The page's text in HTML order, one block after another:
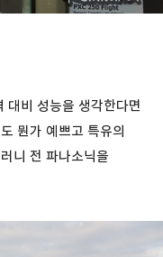
대비 성능을 생각한다면
뭔가 예쁘고 특유의
니 전 파나소닉을